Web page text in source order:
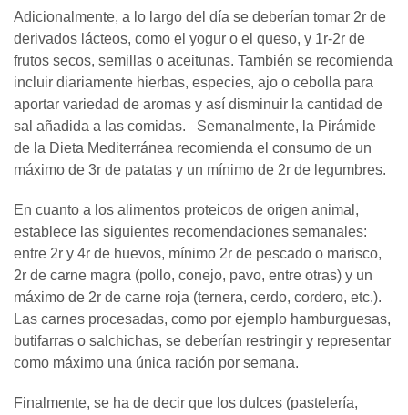
Adicionalmente, a lo largo del día se deberían tomar 2r de
derivados lácteos, como el yogur o el queso, y 1r-2r de
frutos secos, semillas o aceitunas. También se recomienda
incluir diariamente hierbas, especies, ajo o cebolla para
aportar variedad de aromas y así disminuir la cantidad de
sal añadida a las comidas. Semanalmente, la Pirámide
de la Dieta Mediterránea recomienda el consumo de un
máximo de 3r de patatas y un mínimo de 2r de legumbres.
En cuanto a los alimentos proteicos de origen animal,
establece las siguientes recomendaciones semanales:
entre 2r y 4r de huevos, mínimo 2r de pescado o marisco,
2r de carne magra (pollo, conejo, pavo, entre otras) y un
máximo de 2r de carne roja (ternera, cerdo, cordero, etc.).
Las carnes procesadas, como por ejemplo hamburguesas,
butifarras o salchichas, se deberían restringir y representar
como máximo una única ración por semana.
Finalmente, se ha de decir que los dulces (pastelería,